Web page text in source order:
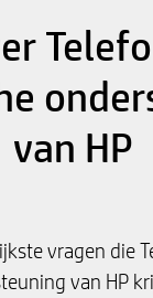
van HP
vragen die
van HP